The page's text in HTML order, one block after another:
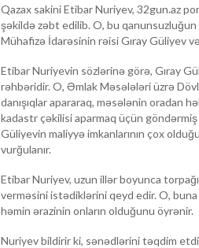
Qazax sakini Etibar Nuriyev, 32gun.az
şəkildə zəbt edilib. O, bu qanunsuzluğun
Mühafizə İdarəsinin rəisi Gıray Güliyev
Etibar Nuriyevin sözlərinə görə, Gıray
rəhbəridir. O, Əmlak Məsələləri üzrə
danışıqlar apararaq, məsələnin oradan
kadastr çəkilisi aparmaq üçün göndərmiş
Güliyevin maliyyə imkanlarının çox
vurğulanır.
Etibar Nuriyev, uzun illər boyunca
verməsini istədiklərini qeyd edir. O,
həmin ərazinin onların olduğunu öyrənir.
Nuriyev bildirir ki, sənədlərini təqdim